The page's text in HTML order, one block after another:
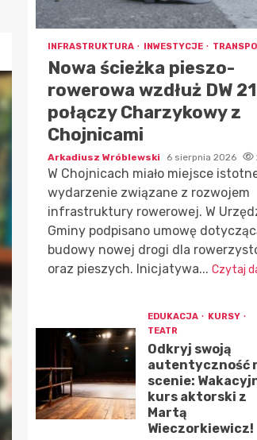
INFRASTRUKTURA INWESTYCJE
Nowa ścieżka pieszo-
rowerowa wzdłuż DW
połączy Charzykowy z
Chojnicami
Arkadiusz Wróblewski 6 sierpnia 2026
W Chojnicach miało miejsce
wydarzenie związane z rozwojem
infrastruktury rowerowej. W
Gminy podpisano umowę
budowy nowej drogi dla
oraz pieszych. Inicjatywa... Czytaj
EDUKACJA
KURSY
TEATR
Odkryj swoją
autentyczność
scenie:
kurs aktorski z
Martą
Wieczorkiewicz!